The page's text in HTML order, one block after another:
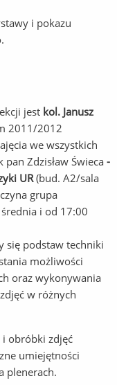
i pokazu
jest kol. Janusz
2011/2012
we wszystkich
Zdzisław Świeca -
UR(bud. A2/sala
grupa
i od 17:00
się podstaw techniki
możliwości
oraz wykonywania
w różnych
i obróbki zdjęć
umiejętności
plenerach.